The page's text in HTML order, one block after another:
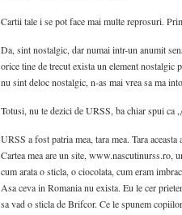
Cartii tale i se pot face mai multe reprosuri.
Da, sint nostalgic, dar numai intr-un anumit
orice tine de trecut exista un element
nu sint deloc nostalgic, n-as mai vrea sa ma
Totusi, nu te dezici de URSS, ba chiar spui ca
URSS a fost patria mea, tara mea. Tara
Cartea mea are un site, www.nascutinurss.ro,
cum arata o sticla, o ciocolata, cum eram
Asa ceva in Romania nu exista. Eu le cer
sa vad o sticla de Brifcor. Ce le spunem